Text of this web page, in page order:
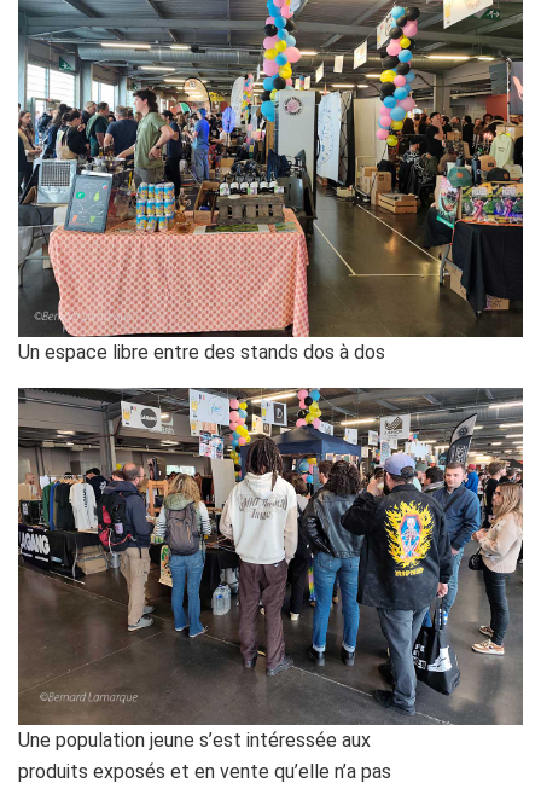
Un espace libre entre des stands dos à dos
Une population jeune s’est intéressée aux
produits exposés et en vente qu’elle n’a pas